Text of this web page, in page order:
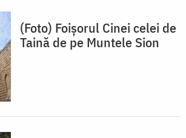
(Foto) Foișorul Cinei celei de
Taină de pe Muntele Sion